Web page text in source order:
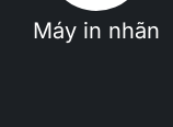
Máy in nhãn